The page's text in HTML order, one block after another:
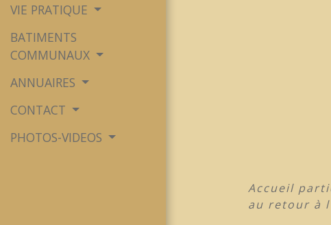
VIE PRATIQUE
BATIMENTS
COMMUNAUX
ANNUAIRES
CONTACT
PHOTOS-VIDEOS
Accueil
au retour à